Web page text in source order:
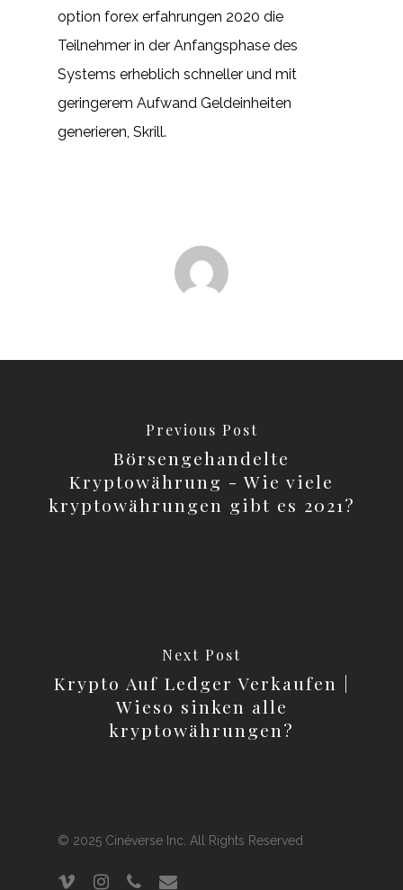
option forex erfahrungen 2020 die
Teilnehmer in der Anfangsphase des
Systems erheblich schneller und mit
geringerem Aufwand Geldeinheiten
generieren, Skrill.
Previous Post
Börsengehandelte
Kryptowährung - Wie viele
kryptowährungen gibt es 2021?
Next Post
Krypto Auf Ledger Verkaufen |
Wieso sinken alle
kryptowährungen?
© 2025 Cinéverse Inc. All Rights Reserved